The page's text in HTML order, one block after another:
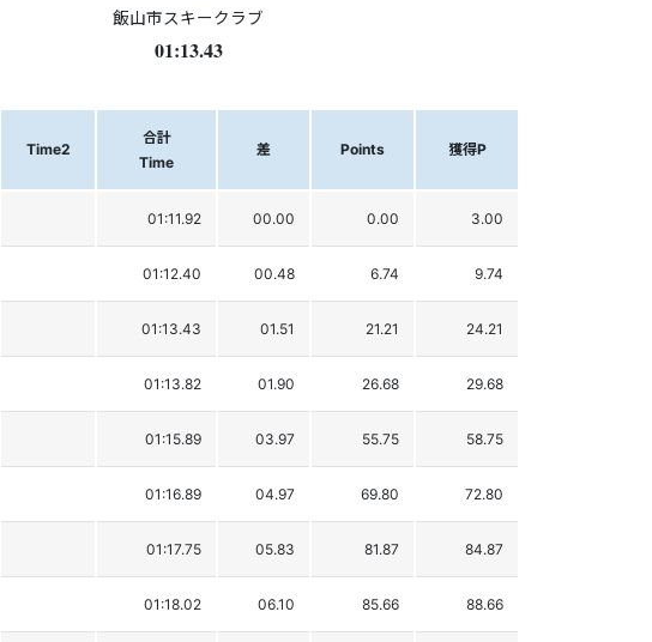
飯山市スキークラブ
01:13.43
Time2
合計
Time
差 Points 獲得P
01:11.92 00.00 0.00 3.00
01:12.40 00.48 6.74 9.74
01:13.43 01.51 21.21 24.21
01:13.82 01.90 26.68 29.68
01:15.89 03.97 55.75 58.75
01:16.89 04.97 69.80 72.80
01:17.75 05.83 81.87 84.87
01:18.02 06.10 85.66 88.66